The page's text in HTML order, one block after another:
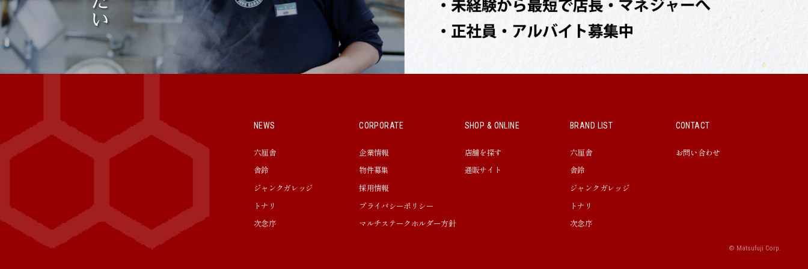
NEWS
六厘舎
舎鈴
ジャンクガレッジ
トナリ
次念序
CORPORATE
企業情報
物件募集
採用情報
プライバシーポリシー
マルチステークホルダー方針
SHOP & ONLINE
店舗を探す
通販サイト
BRAND LIST
六厘舎
舎鈴
ジャンクガレッジ
トナリ
次念序
CONTACT
お問い合わせ
© Matsufuji Corp.